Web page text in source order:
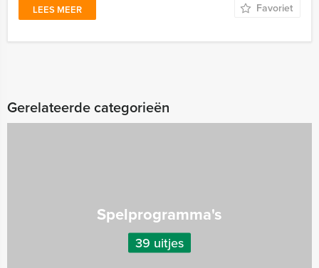
LEES MEER Favoriet
Gerelateerde categorieën
Spelprogramma's
39 uitjes